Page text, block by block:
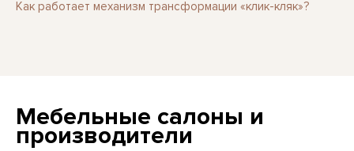
Как работает механизм трансформации «клик-кляк»?
Мебельные салоны и
производители